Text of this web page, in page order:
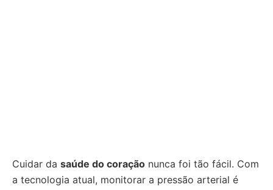
Cuidar da saúde do coração nunca foi tão fácil. Com
a tecnologia atual, monitorar a pressão arterial é